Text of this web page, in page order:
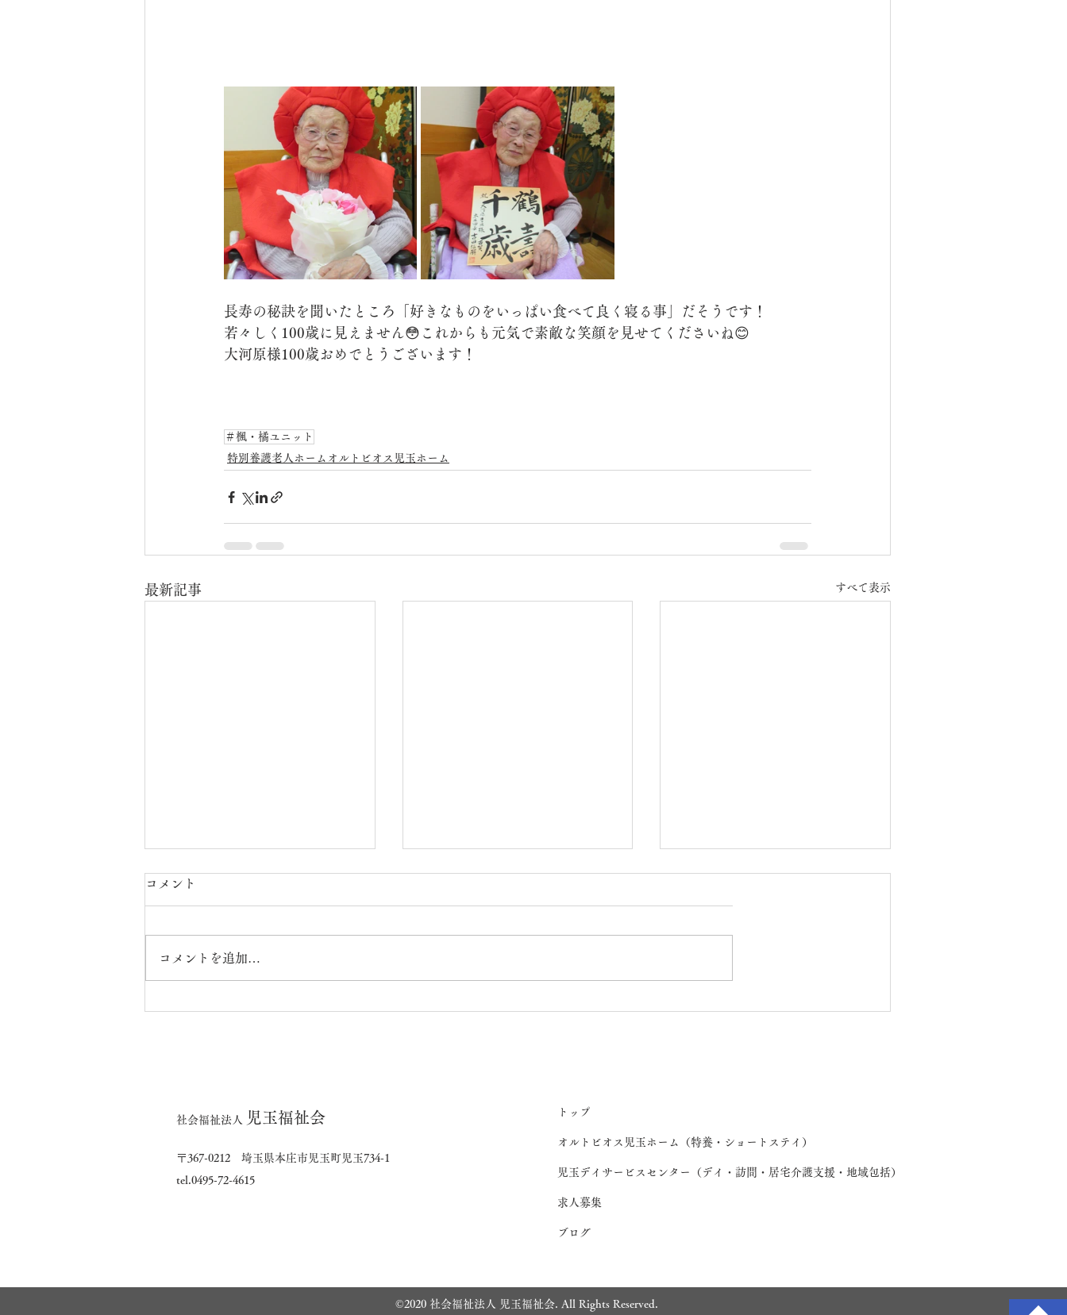
長寿の秘訣を聞いたところ「好きなものをいっぱい食べて良く寝る事」だそうです！
若々しく100歳に見えません😳これからも元気で素敵な笑顔を見せてくださいね😊
大河原様100歳おめでとうございます！
＃楓・橘ユニット
特別養護老人ホームオルトビオス児玉ホーム
最新記事 すべて表示
7月の出来事（楓・橘ユニッ
うちわ製作（桜・欅ユニッ
コメント
コメントを追加…
社会福祉法人 児玉福祉会
〒367-0212 埼玉県本庄市児玉町児玉734-1
tel.0495-72-4615
トップ
オルトビオス児玉ホーム（特養・ショートステイ）
児玉デイサービスセンター（デイ・訪問・居宅介護支援・地域包括）
求人募集
ブログ
©2020 社会福祉法人 児玉福祉会. All Rights Reserved.